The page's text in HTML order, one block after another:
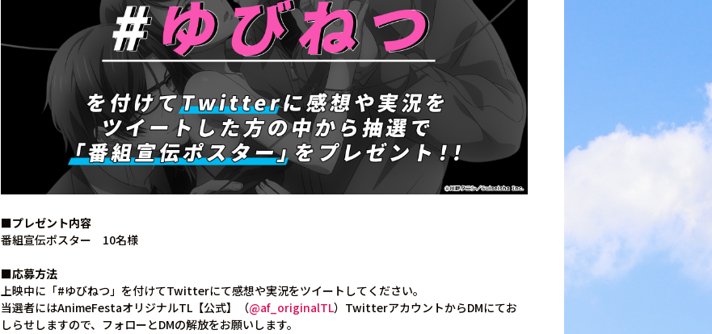
■プレゼント内容
番組宣伝ポスター 10名様
■応募方法
上映中に「#ゆびねつ」を付けてTwitterにて感想や実況をツイートしてください。
当選者にはAnimeFestaオリジナルTL【公式】（@af_originalTL）TwitterアカウントからDMにてお
しらせしますので、フォローとDMの解放をお願いします。